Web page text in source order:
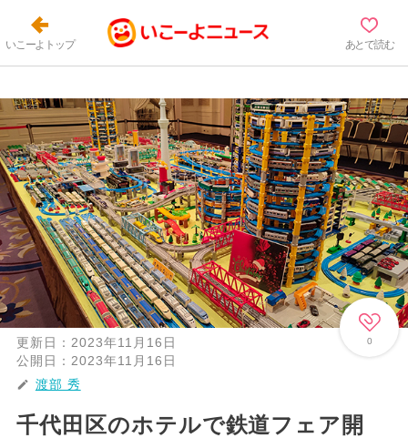
いこーよトップ あとで読む
0
更新日： 2023年11月16日
公開日： 2023年11月16日
渡部 秀
千代田区のホテルで鉄道フェア開